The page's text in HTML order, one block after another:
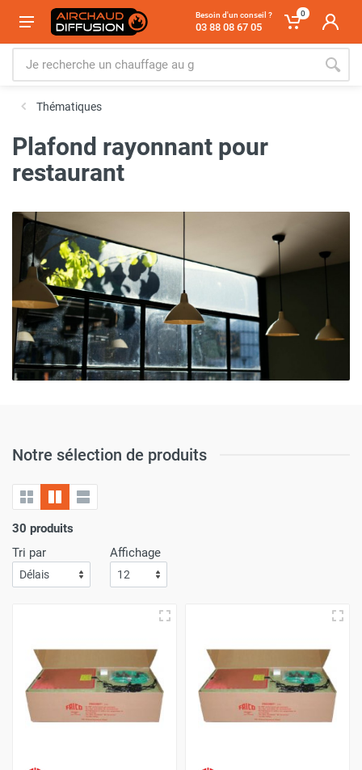
Besoin d'un conseil ?
03 88 08 67 05
0
Thématiques
Plafond rayonnant pour
restaurant
Notre sélection de produits
30 produits
Tri par
Affichage